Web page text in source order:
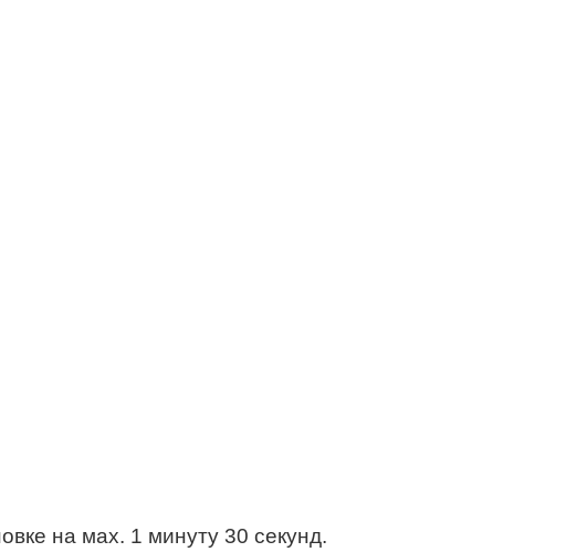
на мах. 1 минуту 30 секунд.